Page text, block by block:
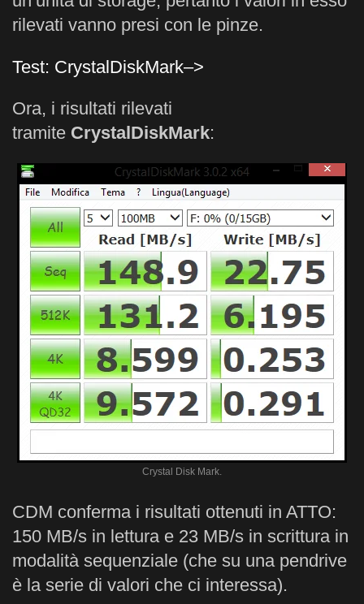
rilevati vanno presi con le pinze.
Test: CrystalDiskMark–>
Ora, i risultati rilevati
tramite CrystalDiskMark:
Crystal Disk Mark.
CDM conferma i risultati ottenuti in ATTO:
150 MB/s in lettura e 23 MB/s in scrittura in
modalità sequenziale (che su una pendrive
è la serie di valori che ci interessa).